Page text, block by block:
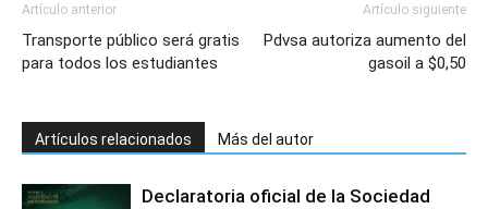
Artículo anterior
Transporte público será gratis
para todos los estudiantes
Artículo siguiente
Pdvsa autoriza aumento del
gasoil a $0,50
Artículos relacionados Más del autor
Declaratoria oficial de la Sociedad